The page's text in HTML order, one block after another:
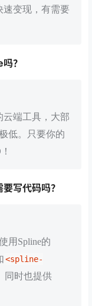
速变现，有需要
？
云端工具，大部
低。只要你的
写代码吗？
用Spline的
<spline-
同时也提供